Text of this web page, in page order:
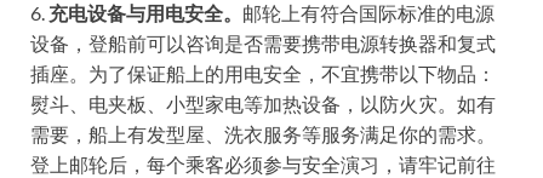
6. 充电设备与用电安全。 邮轮上有符合国际标准的电源
设备，登船前可以咨询是否需要携带电源转换器和复式
插座。为了保证船上的用电安全，不宜携带以下物品：
熨斗、电夹板、小型家电等加热设备，以防火灾。如有
需要，船上有发型屋、洗衣服务等服务满足你的需求。
登上邮轮后，每个乘客必须参与安全演习，请牢记前往